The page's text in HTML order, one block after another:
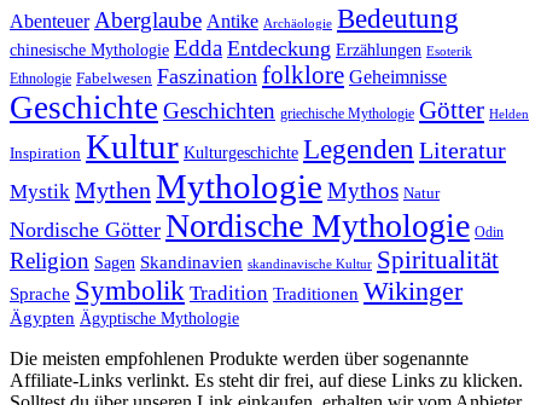
Abenteuer Aberglaube Antike Archäologie Bedeutung
chinesische Mythologie Edda Entdeckung Erzählungen Esoterik
Ethnologie Fabelwesen Faszination folklore Geheimnisse
Geschichte Geschichten griechische Mythologie Götter Helden
Inspiration Kultur Kulturgeschichte Legenden Literatur
Mystik Mythen Mythologie Mythos Natur
Nordische Götter Nordische Mythologie Odin
Religion Sagen Skandinavien skandinavische Kultur Spiritualität
Sprache Symbolik Tradition Traditionen Wikinger
Ägypten Ägyptische Mythologie
Die meisten empfohlenen Produkte werden über sogenannte
Affiliate-Links verlinkt. Es steht dir frei, auf diese Links zu klicken.